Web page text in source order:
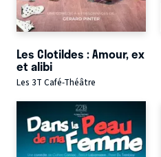
Les Clotildes : Amour, ex
et alibi
Les 3T Café-Théâtre